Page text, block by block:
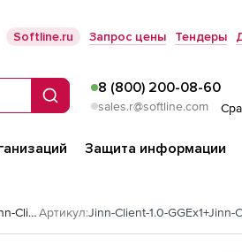
Softline.ru Запрос цены Тендеры
Поиск
8 (800) 200-08-60
sales.r@softline.com
Защита информации
Код безопасности: Jinn-Client для подключения к ФАУ «Главгосэкспертиза»Артикул:Jinn-Client-1.0-GGEx1+Jinn-